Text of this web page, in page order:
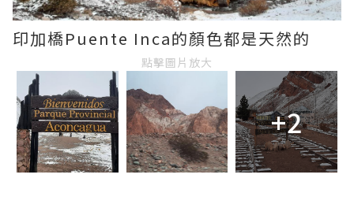
印加橋Puente Inca的顏色都是天然的
點擊圖片放大
+2